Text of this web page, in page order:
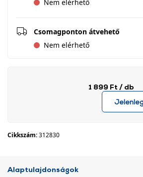
Nem elérhető
Csomagponton átvehető
Nem elérhető
1 899 Ft / db
Cikkszám:312830
Alaptulajdonságok